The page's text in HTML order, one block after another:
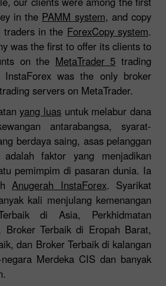
in the PAMM system, and copy
traders in the ForexCopy system.
was the first to offer its clients to
on the MetaTrader 5 trading
InstaForex was the only broker
servers on MetaTrader.
yang luas untuk melabur dana
antarabangsa, syarat-
berdaya saing, asas pelanggan
faktor yang menjadikan
pemimpim di pasaran dunia. Ia
Anugerah InstaForex. Syarikat
kali menjulang kemenangan
di Asia, Perkhidmatan
Broker Terbaik di Eropah Barat,
dan Broker Terbaik di kalangan
Merdeka CIS dan banyak